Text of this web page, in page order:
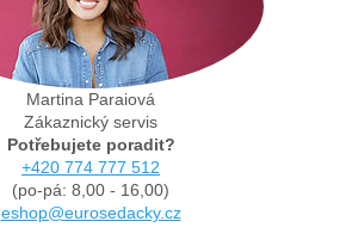
Martina Paraiová
Zákaznický servis
Potřebujete poradit?
+420 774 777 512
(po-pá: 8,00 - 16,00)
eshop@eurosedacky.cz